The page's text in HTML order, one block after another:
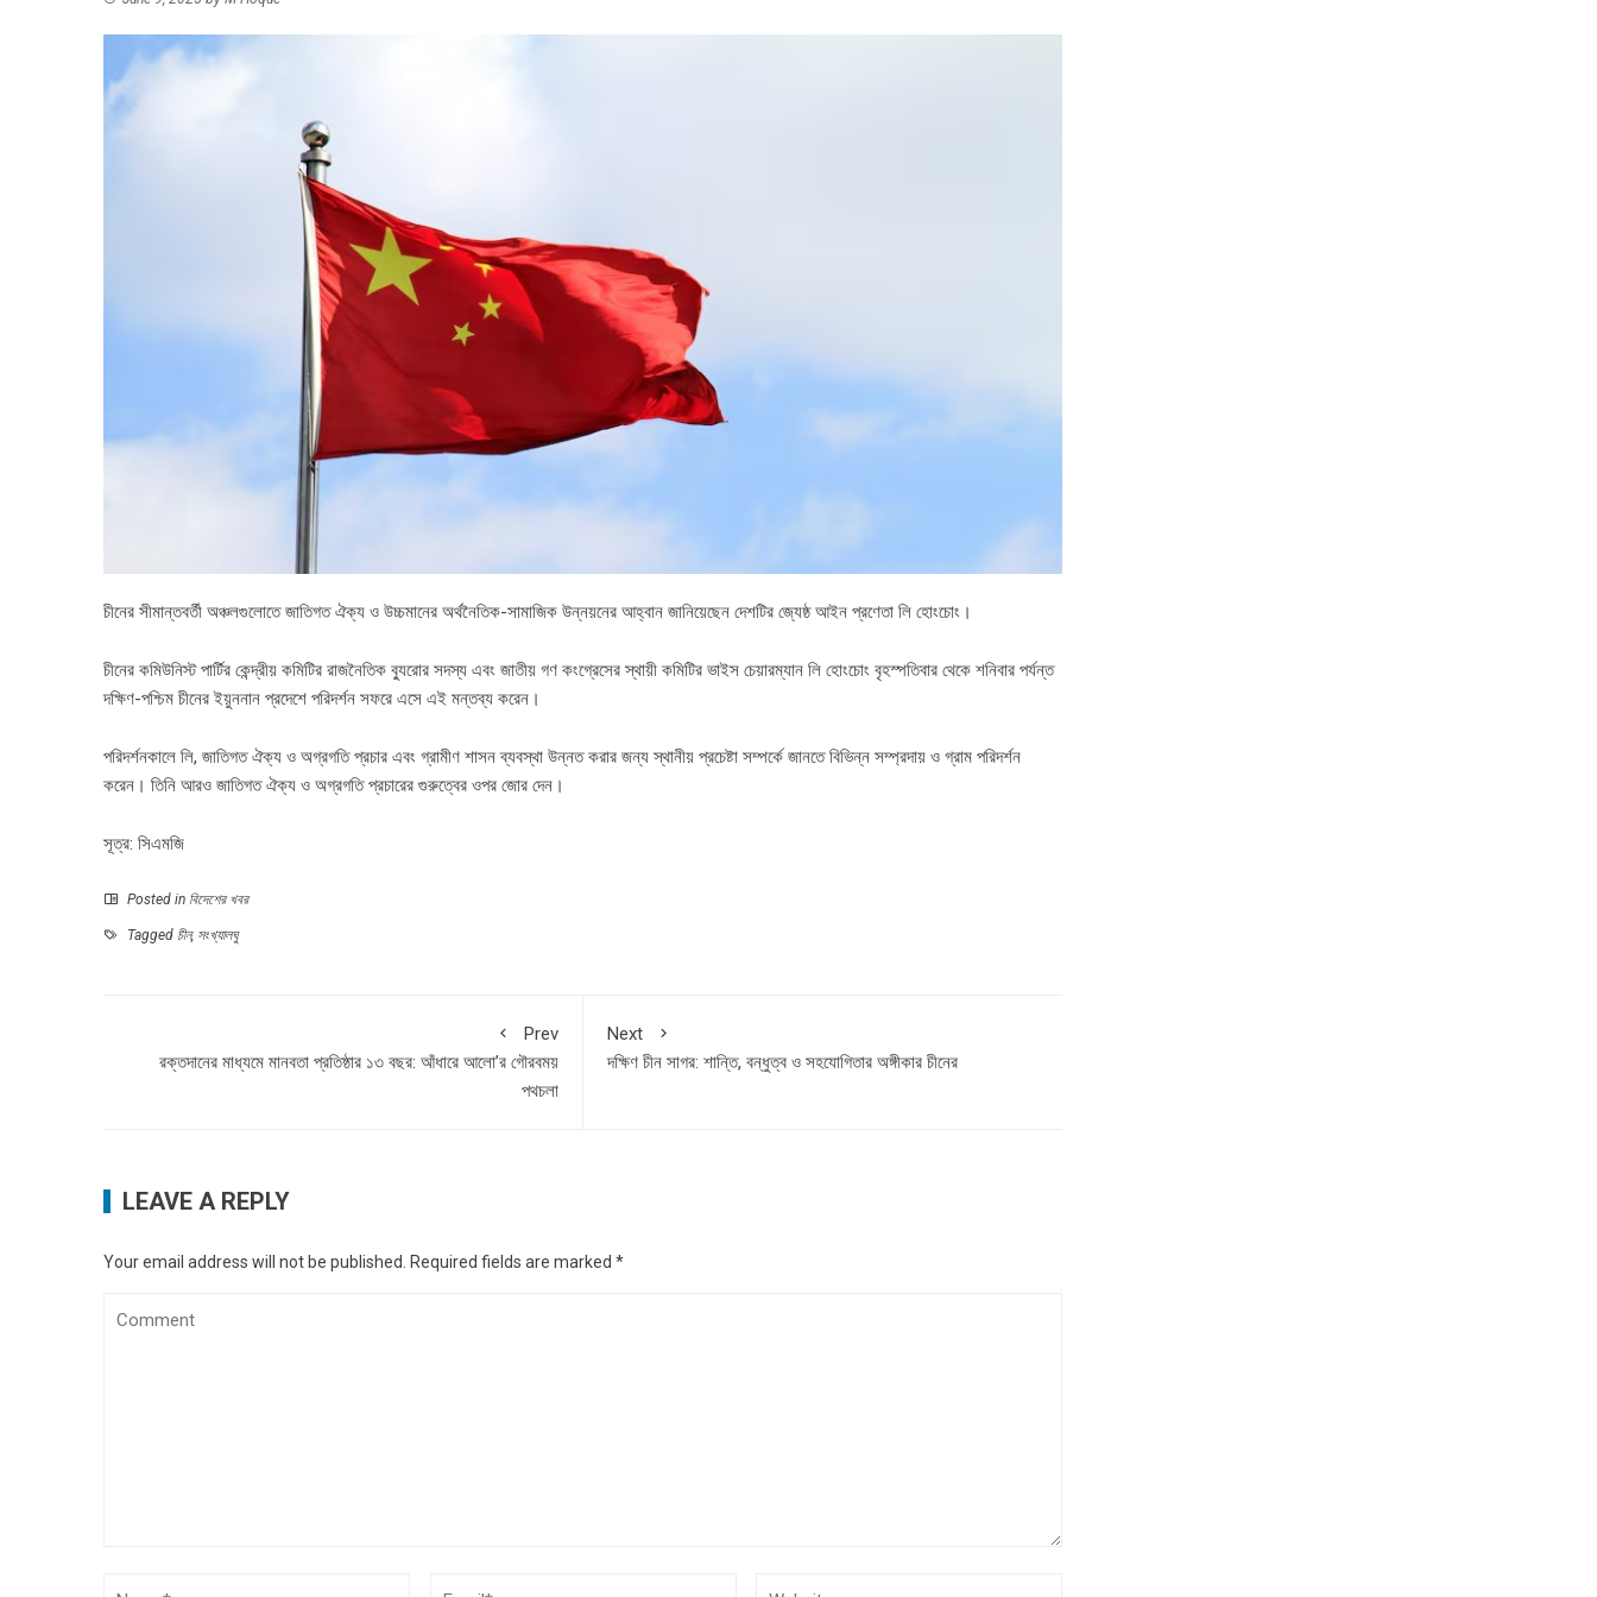
চীনের সীমান্তবর্তী অঞ্চলগুলোতে জাতিগত ঐক্য ও উচ্চমানের অর্থনৈতিক-সামাজিক উন্নয়নের আহ্বান জানিয়েছেন দেশটির জ্যেষ্ঠ আইন প্রণেতা লি হোংচোং।
চীনের কমিউনিস্ট পার্টির কেন্দ্রীয় কমিটির রাজনৈতিক ব্যুরোর সদস্য এবং জাতীয় গণ কংগ্রেসের স্থায়ী কমিটির ভাইস চেয়ারম্যান লি হোংচোং বৃহস্পতিবার থেকে শনিবার পর্যন্ত
দক্ষিণ-পশ্চিম চীনের ইয়ুননান প্রদেশে পরিদর্শন সফরে এসে এই মন্তব্য করেন।
পরিদর্শনকালে লি, জাতিগত ঐক্য ও অগ্রগতি প্রচার এবং গ্রামীণ শাসন ব্যবস্থা উন্নত করার জন্য স্থানীয় প্রচেষ্টা সম্পর্কে জানতে বিভিন্ন সম্প্রদায় ও গ্রাম পরিদর্শন
করেন। তিনি আরও জাতিগত ঐক্য ও অগ্রগতি প্রচারের গুরুত্বের ওপর জোর দেন।
সূত্র: সিএমজি
Posted in বিদেশের খবর
Tagged চীন, সংখ্যালঘু
Prev
রক্তদানের মাধ্যমে মানবতা প্রতিষ্ঠার ১৩ বছর: আঁধারে আলো’র গৌরবময়
পথচলা
Next
দক্ষিণ চীন সাগর: শান্তি, বন্ধুত্ব ও সহযোগিতার অঙ্গীকার চীনের
LEAVE A REPLY
Your email address will not be published. Required fields are marked *